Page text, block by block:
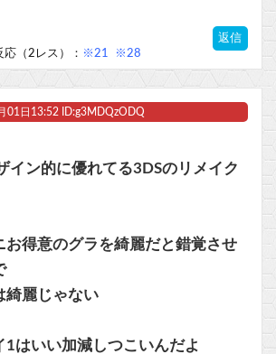
返信
（2レス）： ※21 ※28
01日13:52 ID:g3MDQzODQ
イン的に優れてる3DSのリメイク
お得意のグラを綺麗だと錯覚させ
綺麗じゃない
1はいい加減しつこいんだよ